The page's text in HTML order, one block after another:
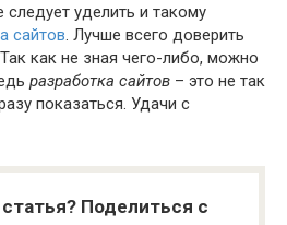
уделить и такому
сайтов. Лучше всего доверить
как не зная чего-либо, можно
разработка сайтов – это не так
показаться. Удачи с
Поделиться с